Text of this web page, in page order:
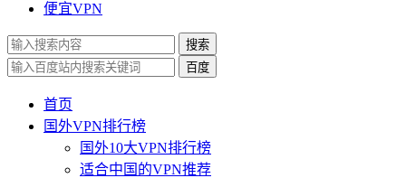
便宜VPN
搜索
百度
首页
国外VPN排行榜
国外10大VPN排行榜
适合中国的VPN推荐